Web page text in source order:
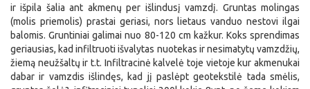
ir išpila šalia ant akmenų per išlindusį vamzdį. Gruntas molingas
(molis priemolis) prastai geriasi, nors lietaus vanduo nestovi ilgai
balomis. Gruntiniai galimai nuo 80-120 cm kažkur. Koks sprendimas
geriausias, kad infiltruoti išvalytas nuotekas ir nesimatytų vamzdžių,
žiemą neužšaltų ir t.t. Infiltracinė kalvelė toje vietoje kur akmenukai
dabar ir vamzdis išlindęs, kad jį paslėpt geotekstilė tada smėlis,